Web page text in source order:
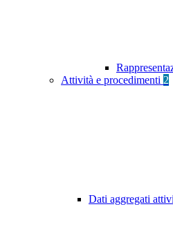
Attività e procedimenti 2
Dati aggregati